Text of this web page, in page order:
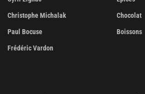
Christophe Michalak
Paul Bocuse
Frédéric Vardon
Chocolat
Boissons